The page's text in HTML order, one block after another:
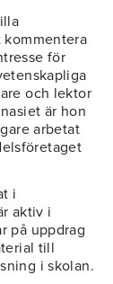
kommentera
för
och lektor
är hon
arbetat
i
aktiv i
på uppdrag
till
i skolan.